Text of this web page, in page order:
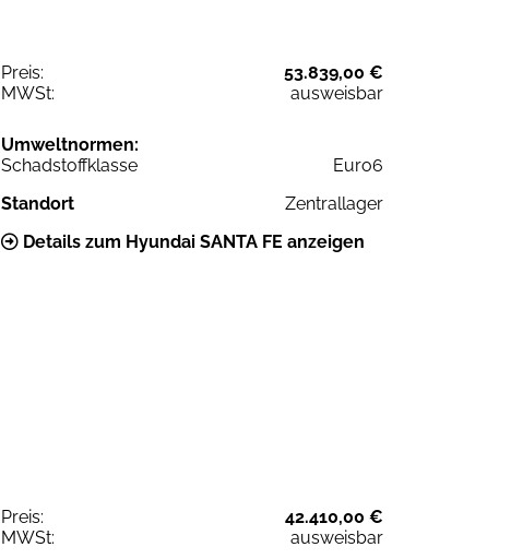
Preis:
53.839,00 €
MWSt:
ausweisbar
Umweltnormen:
Schadstoffklasse
Euro6
Standort
Zentrallager
Details zum Hyundai SANTA FE anzeigen
Preis:
42.410,00 €
MWSt:
ausweisbar